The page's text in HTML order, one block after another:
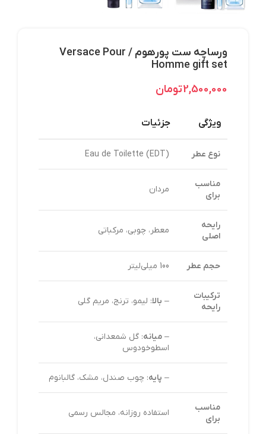
ورساچه ست پورهوم / Versace Pour
Homme gift set
2,500,000تومان
ویژگی جزئیات
نوع عطر Eau de Toilette (EDT)
مناسب
برای
مردان
رایحه
اصلی
معطر، چوبی، مرکباتی
حجم عطر 100 میلی‌لیتر
ترکیبات
رایحه
– بالا: لیمو، ترنج، مریم گلی
– میانه: گل شمعدانی،
اسطوخودوس
– پایه: چوب صندل، مشک، گالبانوم
مناسب
برای
استفاده روزانه، مجالس رسمی